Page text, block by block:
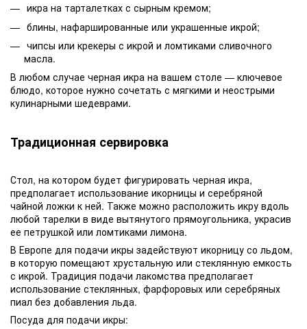
икра на тарталетках с сырным кремом;
блины, нафаршированные или украшенные икрой;
чипсы или крекеры с икрой и ломтиками сливочного
масла.
В любом случае черная икра на вашем столе — ключевое
блюдо, которое нужно сочетать с мягкими и неострыми
кулинарными шедеврами.
Традиционная сервировка
Стол, на котором будет фигурировать черная икра,
предполагает использование икорницы и серебряной
чайной ложки к ней. Также можно расположить икру вдоль
любой тарелки в виде вытянутого прямоугольника, украсив
ее петрушкой или ломтиками лимона.
В Европе для подачи икры задействуют икорницу со льдом,
в которую помещают хрустальную или стеклянную емкость
с икрой. Традиция подачи лакомства предполагает
использование стеклянных, фарфоровых или серебряных
пиал без добавления льда.
Посуда для подачи икры: